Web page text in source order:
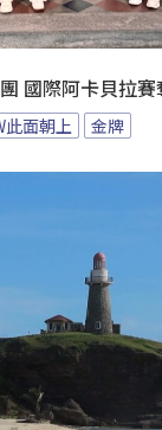
國際阿卡貝拉賽
此面朝上 金牌